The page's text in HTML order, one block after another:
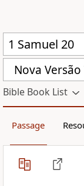
Nova
Bible Book List
Passage